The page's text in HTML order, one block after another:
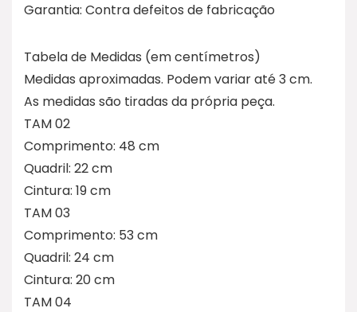
Garantia: Contra defeitos de fabricação
Tabela de Medidas (em centímetros)
Medidas aproximadas. Podem variar até 3 cm.
As medidas são tiradas da própria peça.
TAM 02
Comprimento: 48 cm
Quadril: 22 cm
Cintura: 19 cm
TAM 03
Comprimento: 53 cm
Quadril: 24 cm
Cintura: 20 cm
TAM 04